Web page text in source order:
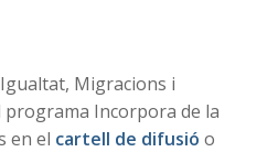
Migracions i
programa Incorpora de la
en el cartell de difusió o